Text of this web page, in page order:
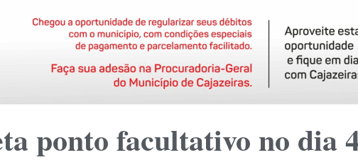
ponto facultativo no dia